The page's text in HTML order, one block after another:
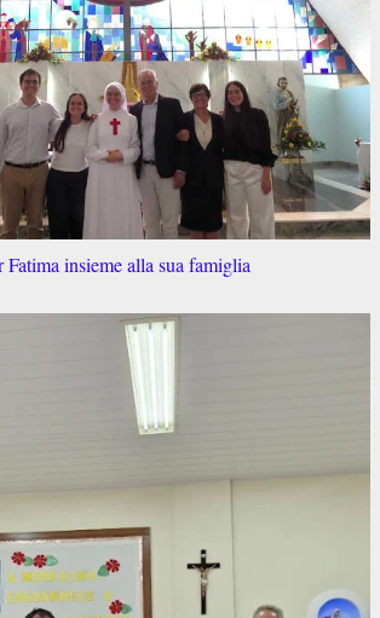
Fatima insieme alla sua famiglia